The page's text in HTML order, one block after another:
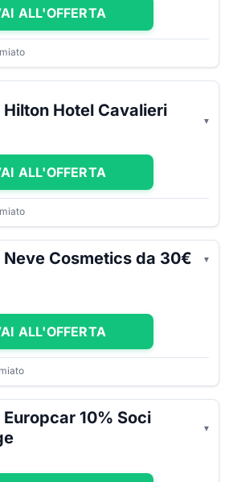
ALL'OFFERTA
Hilton Hotel Cavalieri
ALL'OFFERTA
Neve Cosmetics da 30€
ALL'OFFERTA
10% Soci